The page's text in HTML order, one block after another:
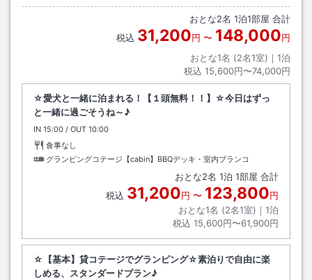
おとな2名 1泊1部屋 合計
税込 31,200円 〜 148,000円
おとな1名 (2名1室)｜ 1泊
税込 15,600円〜74,000円
☆愛犬と一緒に泊まれる！【１頭無料！！】☆今日はずっ
と一緒に過ごそうね～♪
IN チェックイン
15:00 / OUT チェックアウト
10:00
食事なし
グランピングコテージ【cabin】BBQデッキ・室内ブランコ
おとな2名 1泊 1部屋 合計
税込 31,200円 〜 123,800円
おとな1名 (2名1室)｜ 1泊
税込 15,600円〜61,900円
☆【基本】貸コテージでグランピング☆素泊りで自由に楽
しめる、スタンダードプラン♪